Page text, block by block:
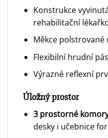
Konstrukce
rehabilitační
Měkce
Flexibilní hrudní
Výrazné reflexní
Úložný prostor
3 prostorné
desky i učebnice